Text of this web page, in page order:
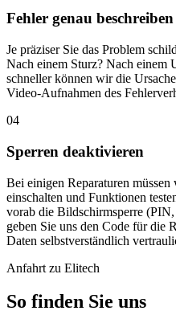
Fehler genau beschreiben
Je präziser Sie das Problem
Nach einem Sturz? Nach einem
schneller können wir die
Video-Aufnahmen des
04
Sperren deaktivieren
Bei einigen Reparaturen
einschalten und Funktionen
vorab die Bildschirmsperre
geben Sie uns den Code für die
Daten selbstverständlich
Anfahrt zu Elitech
So finden Sie uns